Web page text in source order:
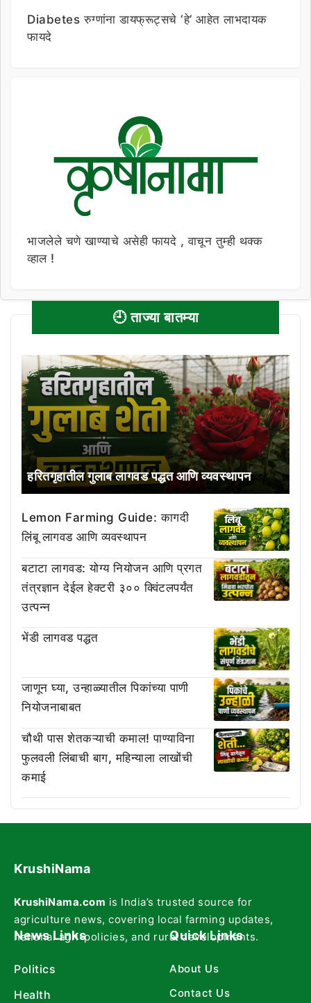
Diabetes रुग्णांना डायफ्रूट्सचे ‘हे’ आहेत लाभदायक
फायदे
भाजलेले चणे खाण्याचे असेही फायदे , वाचून तुम्ही थक्क
व्हाल !
🕘 ताज्या बातम्या
हरितगृहातील गुलाब लागवड पद्धत आणि व्यवस्थापन
Lemon Farming Guide: कागदी
लिंबू लागवड आणि व्यवस्थापन
बटाटा लागवड: योग्य नियोजन आणि प्रगत
तंत्रज्ञान देईल हेक्टरी ३०० क्विंटलपर्यंत
उत्पन्न
भेंडी लागवड पद्धत
जाणून घ्या, उन्हाळ्यातील पिकांच्या पाणी
नियोजनाबाबत
चौथी पास शेतकऱ्याची कमाल! पाण्याविना
फुलवली लिंबाची बाग, महिन्याला लाखोंची
कमाई
KrushiNama
KrushiNama.com is India’s trusted source for
agriculture news, covering local farming updates,
national agri-policies, and rural developments.
News Links
Politics
Health
Quick Links
About Us
Contact Us